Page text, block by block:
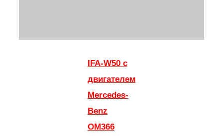
IFA-W50 с
двигателем
Mercedes-
Benz
OM366